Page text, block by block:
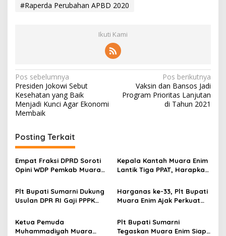
#Raperda Perubahan APBD 2020
Ikuti Kami
N
a
v
g
a
s
p
o
s
Pos sebelumnya
Presiden Jokowi Sebut
Kesehatan yang Baik
Menjadi Kunci Agar Ekonomi
Membaik
Pos berikutnya
Vaksin dan Bansos Jadi
Program Prioritas Lanjutan
di Tahun 2021
Posting Terkait
Empat Fraksi DPRD Soroti
Opini WDP Pemkab Muara
Kelola Keuangan
Kepala Kantah Muara Enim
Lantik Tiga PPAT, Harapkan
Tanah
Plt Bupati Sumarni Dukung
Usulan DPR RI Gaji PPPK
Harganas ke-33, Plt Bupati
Muara Enim Ajak Perkuat
Depan Anak
Ketua Pemuda
Muhammadiyah Muara
Plt Bupati Sumarni
Tegaskan Muara Enim Siap